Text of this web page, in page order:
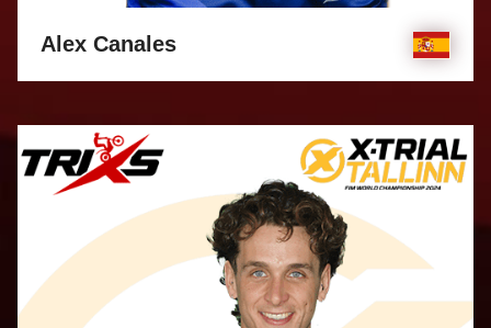
Alex Canales